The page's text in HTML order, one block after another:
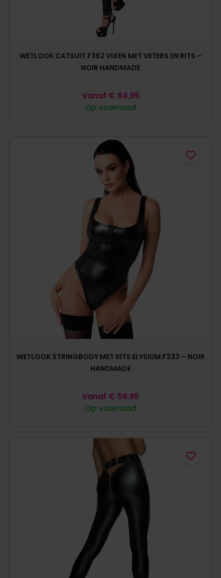
WETLOOK CATSUIT F362 VIXEN MET VETERS EN RITS –
NOIR HANDMADE
Op voorraad
Vanaf € 84,95
WETLOOK STRINGBODY MET RITS ELYSIUM F333 – NOIR
HANDMADE
Op voorraad
Vanaf € 59,95